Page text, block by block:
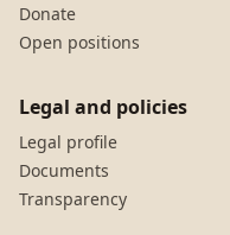
Donate
Open positions
Legal and policies
Legal profile
Documents
Transparency